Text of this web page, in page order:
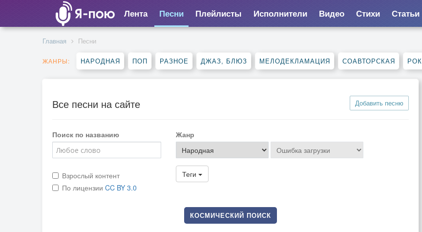
Лента Песни Плейлисты Исполнители Видео Стихи Статьи
Главная Песни
ЖАНРЫ: НАРОДНАЯ ПОП РАЗНОЕ ДЖАЗ, БЛЮЗ МЕЛОДЕКЛАМАЦИЯ СОАВТОРСКАЯ РОК
Все песни на сайте Добавить песню
Поиск по названию Жанр
Взрослый контент
По лицензии CC BY 3.0
Теги
КОСМИЧЕСКИЙ ПОИСК